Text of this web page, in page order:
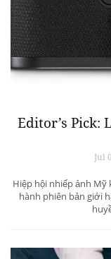
Editor’s Pick:
Jul
Hiệp hội nhiếp ảnh
hành phiên bản giới